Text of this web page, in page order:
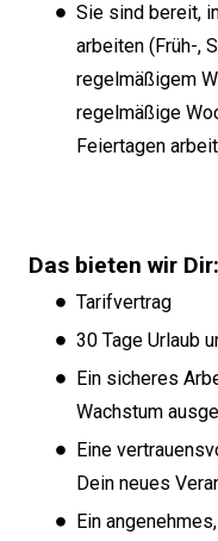
Sie sind bereit,
arbeiten (Früh-,
regelmäßigem
regelmäßige
Feiertagen
Das bieten wir Dir:
Tarifvertrag
30 Tage Urlaub
Ein sicheres
Wachstum
Eine
Dein neues
Ein